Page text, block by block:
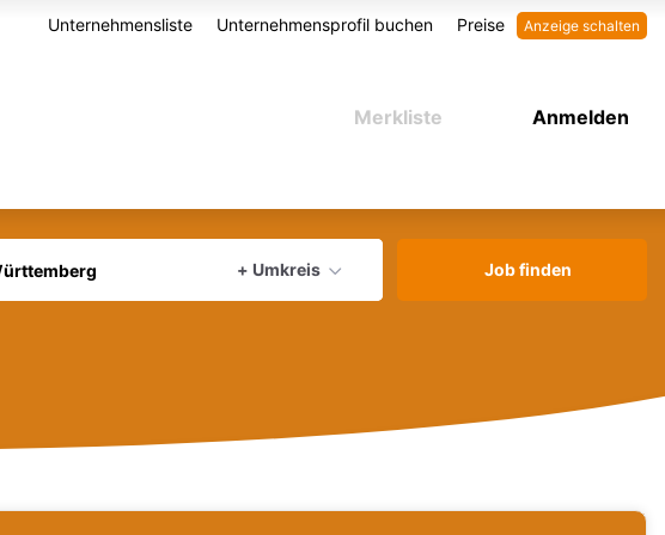
Anzeige schalten
Unternehmensliste Unternehmensprofil buchen Preise
Anmelden
Merkliste
+ Umkreis
aktuellen Ort verwenden
Job finden